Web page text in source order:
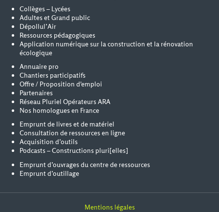
Collèges – Lycées
Adultes et Grand public
Dépollul’Air
Ressources pédagogiques
Application numérique sur la construction et la rénovation
écologique
Annuaire pro
Chantiers participatifs
Offre / Proposition d'emploi
Partenaires
Réseau Pluriel Opérateurs ARA
Nos homologues en France
Emprunt de livres et de matériel
Consultation de ressources en ligne
Acquisition d’outils
Podcasts – Constructions pluri[elles]
Emprunt d’ouvrages du centre de ressources
Emprunt d’outillage
Mentions légales